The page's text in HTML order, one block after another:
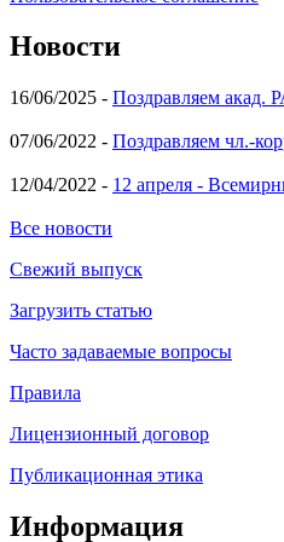
Новости
16/06/2025 - Поздравляем
07/06/2022 - Поздравляем чл.-
12/04/2022 - 12 апреля -
Все новости
Свежий выпуск
Загрузить статью
Часто задаваемые вопросы
Правила
Лицензионный договор
Публикационная этика
Информация